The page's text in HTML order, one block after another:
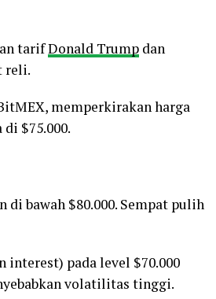
tarifDonald Trump dan
reli.
memperkirakan harga
$75.000.
bawah $80.000. Sempat pulih
pada level $70.000
volatilitas tinggi.